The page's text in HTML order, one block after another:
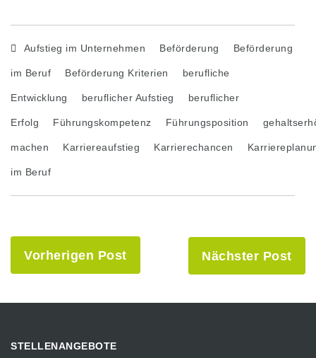
Aufstieg im Unternehmen Beförderung Beförderung
im Beruf Beförderung Kriterien berufliche
Entwicklung beruflicher Aufstieg beruflicher
Erfolg Führungskompetenz Führungsposition
machen Karriereaufstieg Karrierechancen
im Beruf
Vorherigen Post Nächster Post
STELLENANGEBOTE